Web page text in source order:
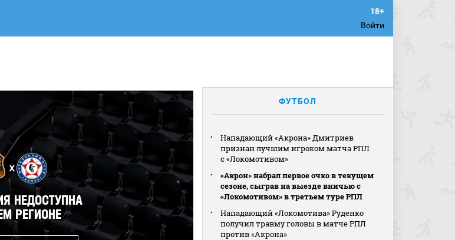
Войти
ФУТБОЛ
Нападающий «Акрона» Дмитриев
признан лучшим игроком матча РПЛ
с «Локомотивом»
«Акрон» набрал первое очко в текущем
сезоне, сыграв на выезде вничью с
«Локомотивом» в третьем туре РПЛ
Нападающий «Локомотива» Руденко
получил травму головы в матче РПЛ
против «Акрона»